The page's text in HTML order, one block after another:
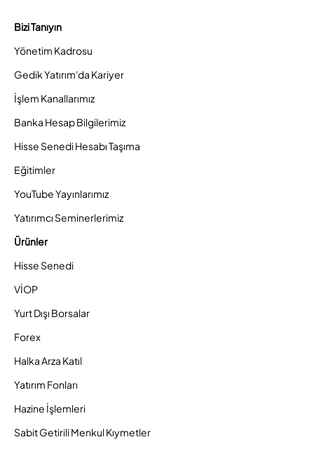
Bizi Tanıyın
Yönetim Kadrosu
Gedik Yatırım'da Kariyer
İşlem Kanallarımız
Banka Hesap Bilgilerimiz
Hisse Senedi Hesabı Taşıma
Eğitimler
YouTube Yayınlarımız
Yatırımcı Seminerlerimiz
Ürünler
Hisse Senedi
VİOP
Yurt Dışı Borsalar
Forex
Halka Arza Katıl
Yatırım Fonları
Hazine İşlemleri
Sabit Getirili Menkul Kıymetler